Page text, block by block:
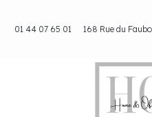
01 44 07 65 01 168 Rue du